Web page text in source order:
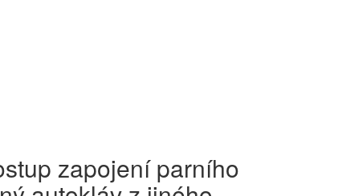
zapojení parního